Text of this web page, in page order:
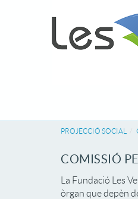
PROJECCIÓ SOCIAL
COMISSIÓ
La Fundació Les
òrgan que depèn